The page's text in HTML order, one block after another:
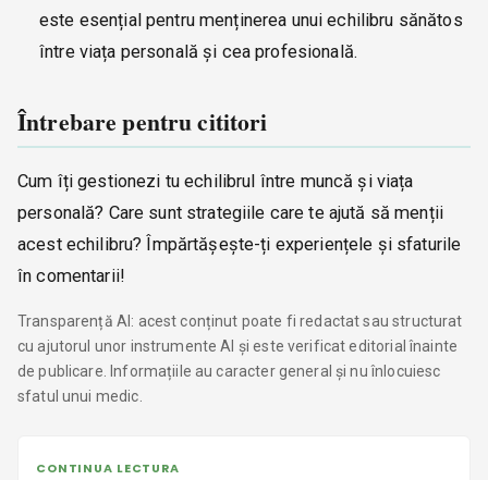
este esențial pentru menținerea unui echilibru sănătos
între viața personală și cea profesională.
Întrebare pentru cititori
Cum îți gestionezi tu echilibrul între muncă și viața
personală? Care sunt strategiile care te ajută să menții
acest echilibru? Împărtășește-ți experiențele și sfaturile
în comentarii!
Transparență AI: acest conținut poate fi redactat sau structurat
cu ajutorul unor instrumente AI și este verificat editorial înainte
de publicare. Informațiile au caracter general și nu înlocuiesc
sfatul unui medic.
CONTINUA LECTURA